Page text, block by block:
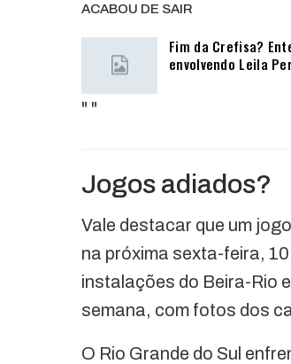
ACABOU DE SAIR
Fim da Crefisa?
envolvendo Leila
" "
Jogos adiados?
Vale destacar que um
na próxima sexta-feira,
instalações do Beira-Rio
semana, com fotos dos
O Rio Grande do Sul